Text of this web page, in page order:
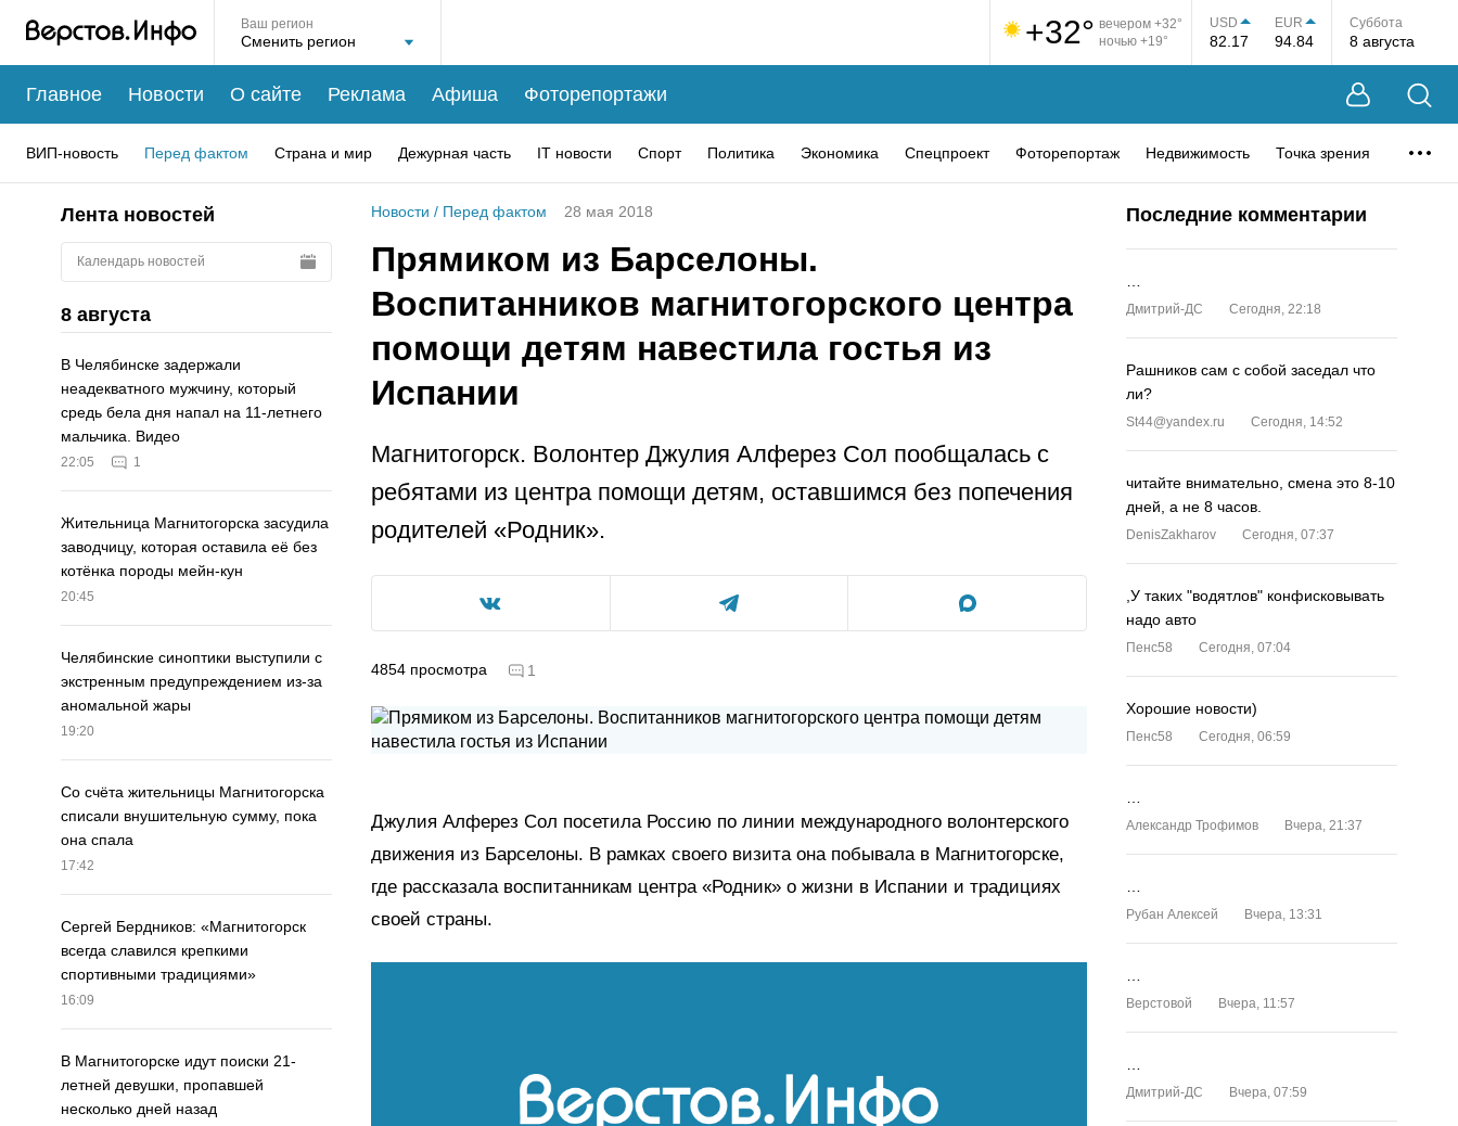
Ваш регион +32° вечером +32°
ночью +19°
USD
82.17
EUR
94.84
Суббота
8 августа
Главное Новости О сайте Реклама Афиша Фоторепортажи
ВИП-новость Перед фактом Страна и мир Дежурная часть IT новости Спорт Политика Экономика Спецпроект Фоторепортаж Недвижимость Точка зрения
Лента новостей
Календарь новостей
8 августа
В Челябинске задержали
неадекватного мужчину, который
средь бела дня напал на 11-летнего
мальчика. Видео
22:05 1
Жительница Магнитогорска засудила
заводчицу, которая оставила её без
котёнка породы мейн-кун
20:45
Челябинские синоптики выступили с
экстренным предупреждением из-за
аномальной жары
19:20
Со счёта жительницы Магнитогорска
списали внушительную сумму, пока
она спала
17:42
Сергей Бердников: «Магнитогорск
всегда славился крепкими
спортивными традициями»
16:09
В Магнитогорске идут поиски 21-
летней девушки, пропавшей
несколько дней назад
Новости / Перед фактом 28 мая 2018
Прямиком из Барселоны.
Воспитанников магнитогорского центра
помощи детям навестила гостья из
Испании
Магнитогорск. Волонтер Джулия Алферез Сол пообщалась с
ребятами из центра помощи детям, оставшимся без попечения
родителей «Родник».
4854 просмотра 1
Джулия Алферез Сол посетила Россию по линии международного волонтерского
движения из Барселоны. В рамках своего визита она побывала в Магнитогорске,
где рассказала воспитанникам центра «Родник» о жизни в Испании и традициях
своей страны.
Последние комментарии
Дмитрий-ДС Сегодня, 22:18
Рашников сам с собой заседал что
ли?
St44@yandex.ru Сегодня, 14:52
читайте внимательно, смена это 8-10
дней, а не 8 часов.
DenisZakharov Сегодня, 07:37
,У таких "водятлов" конфисковывать
надо авто
Пенс58 Сегодня, 07:04
Хорошие новости)
Пенс58 Сегодня, 06:59
Александр Трофимов Вчера, 21:37
Рубан Алексей Вчера, 13:31
Верстовой Вчера, 11:57
Дмитрий-ДС Вчера, 07:59